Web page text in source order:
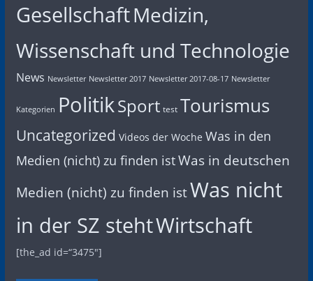
GesellschaftMedizin,
Wissenschaft und Technologie
News Newsletter Newsletter 2017 Newsletter 2017-08-17 Newsletter
Kategorien PolitikSport test Tourismus
Uncategorized Videos der Woche Was in den
Medien (nicht) zu finden istWas in deutschen
Medien (nicht) zu finden istWas nicht
in der SZ stehtWirtschaft
[the_ad id=“3475″]